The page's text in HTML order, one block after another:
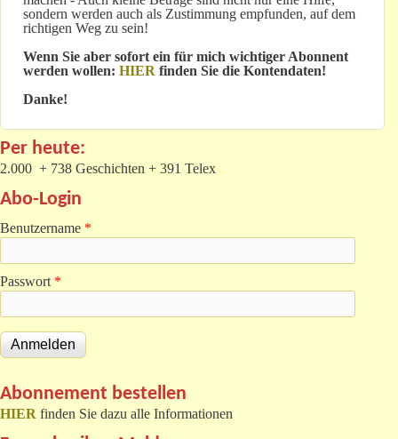
sondern werden auch als Zustimmung empfunden, auf dem
richtigen Weg zu sein!
Wenn Sie aber sofort ein für mich wichtiger Abonnent
werden wollen: HIER finden Sie die Kontendaten!
Danke!
Per heute:
2.000 + 738 Geschichten + 391 Telex
Abo-Login
Benutzername *
Passwort *
Abonnement bestellen
HIER finden Sie dazu alle Informationen